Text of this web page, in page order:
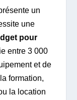
un
une
pour
entre 3 000
et de
formation,
la location